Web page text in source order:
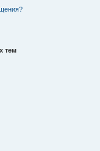
тем